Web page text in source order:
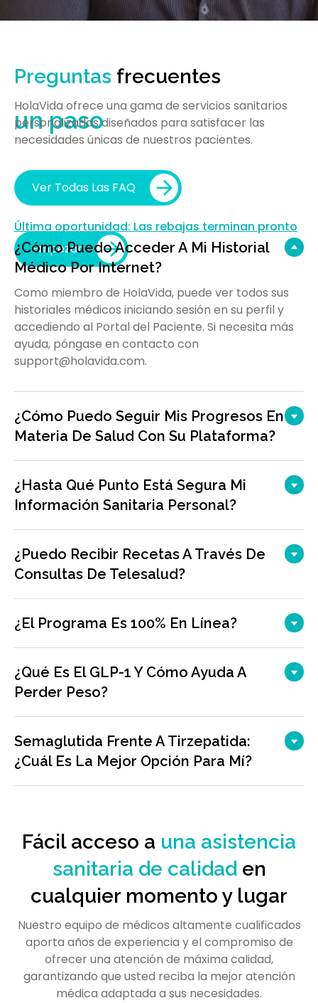
Tomar las riendas de
su salud empieza con
un paso
Desde la pérdida de peso y el bienestar mental
hasta la energía y el rendimiento, HolaVida ofrece
cuidados adaptados a los hombres, por expertos
que comprenden sus necesidades.
Empezar
Preguntas frecuentes
HolaVida ofrece una gama de servicios sanitarios
personalizados diseñados para satisfacer las
necesidades únicas de nuestros pacientes.
Ver Todas Las FAQ
Última oportunidad: Las rebajas terminan pronto
¿Cómo Puedo Acceder A Mi Historial
Médico Por Internet?
Como miembro de HolaVida, puede ver todos sus
historiales médicos iniciando sesión en su perfil y
accediendo al Portal del Paciente. Si necesita más
ayuda, póngase en contacto con
support@holavida.com.
¿Cómo Puedo Seguir Mis Progresos En
Materia De Salud Con Su Plataforma?
¿Hasta Qué Punto Está Segura Mi
Información Sanitaria Personal?
¿Puedo Recibir Recetas A Través De
Consultas De Telesalud?
¿El Programa Es 100% En Línea?
¿Qué Es El GLP-1 Y Cómo Ayuda A
Perder Peso?
Semaglutida Frente A Tirzepatida:
¿cuál Es La Mejor Opción Para Mí?
Fácil acceso a una asistencia
sanitaria de calidad en
cualquier momento y lugar
Nuestro equipo de médicos altamente cualificados
aporta años de experiencia y el compromiso de
ofrecer una atención de máxima calidad,
garantizando que usted reciba la mejor atención
médica adaptada a sus necesidades.